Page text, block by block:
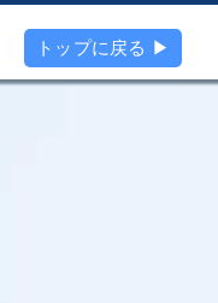
トップに戻る ▶